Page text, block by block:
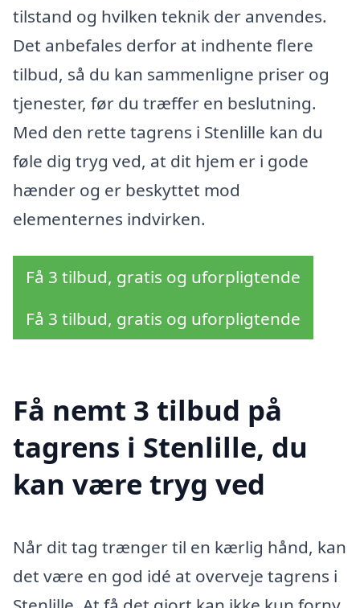
tilstand og hvilken teknik der anvendes.
Det anbefales derfor at indhente flere
tilbud, så du kan sammenligne priser og
tjenester, før du træffer en beslutning.
Med den rette tagrens i Stenlille kan du
føle dig tryg ved, at dit hjem er i gode
hænder og er beskyttet mod
elementernes indvirken.
Få 3 tilbud, gratis og uforpligtende
Få 3 tilbud, gratis og uforpligtende
Få nemt 3 tilbud på
tagrens i Stenlille, du
kan være tryg ved
Når dit tag trænger til en kærlig hånd, kan
det være en god idé at overveje tagrens i